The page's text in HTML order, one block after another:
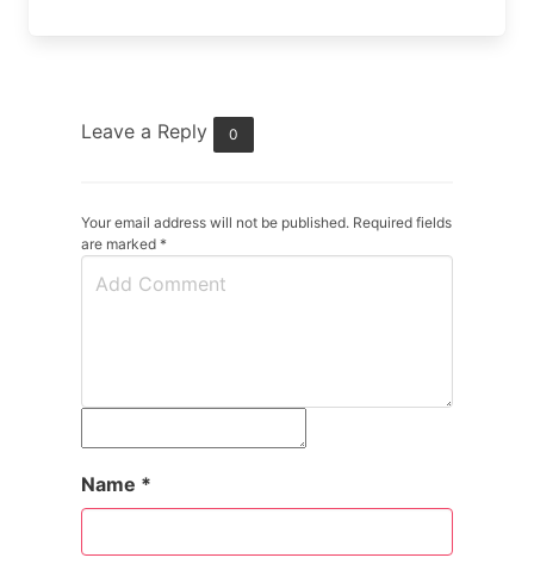
Leave a Reply 0
Your email address will not be published. Required fields
are marked *
Name *